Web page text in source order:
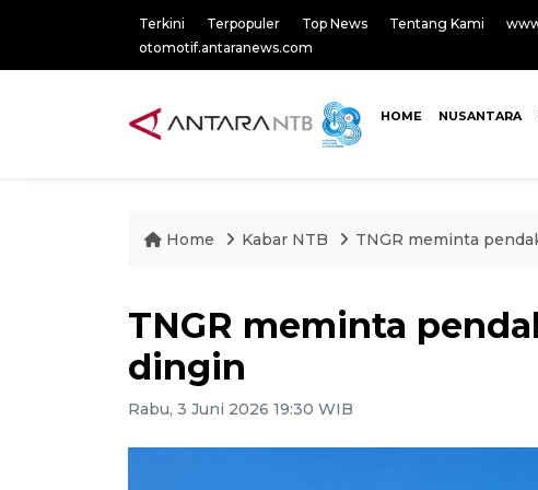
Terkini Terpopuler Top News Tentang Kami
otomotif.antaranews.com
HOME NUSANTARA
Home Kabar NTB TNGR meminta
TNGR meminta
dingin
Rabu, 3 Juni 2026 19:30 WIB